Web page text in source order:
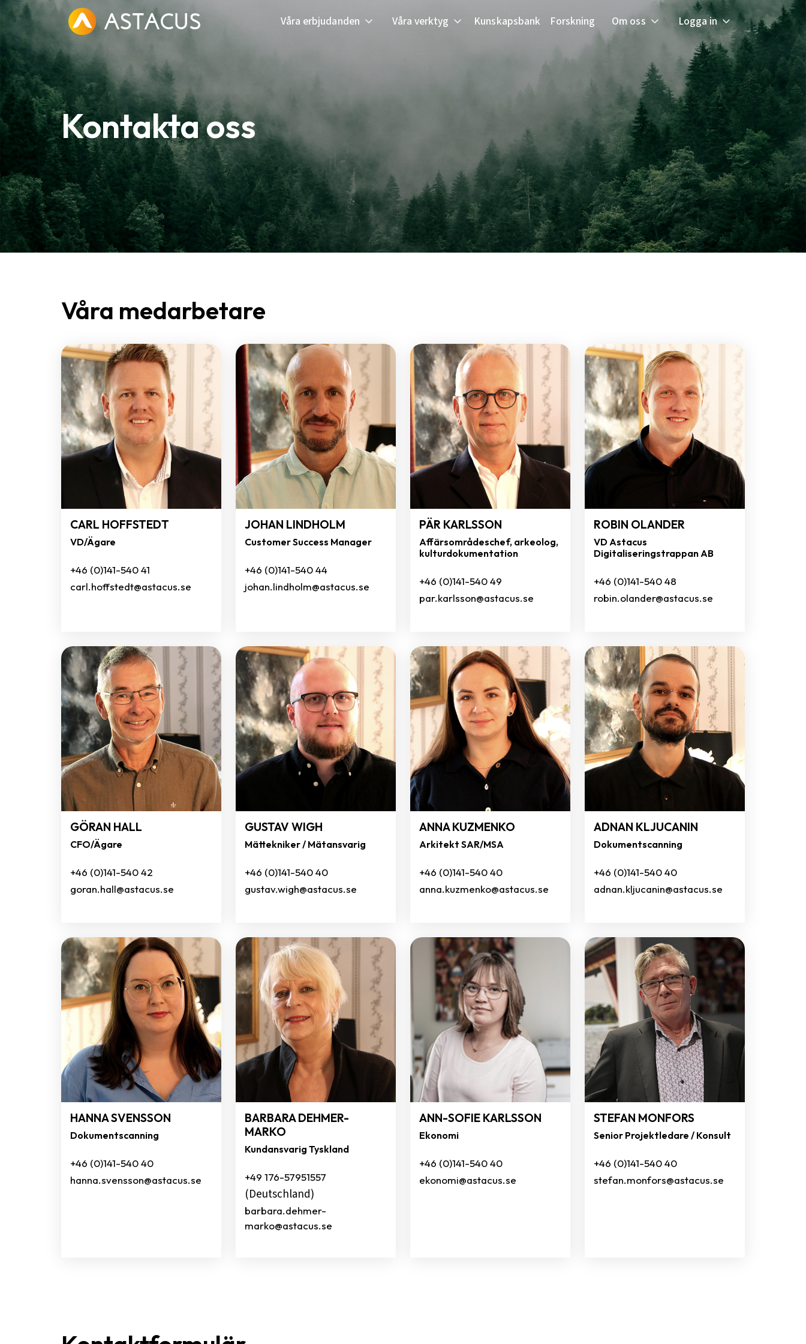
Våra erbjudanden Våra verktyg Kunskapsbank Forskning Om oss Logga in
Kontakta oss
Våra medarbetare
CARL HOFFSTEDT
VD/Ägare
+46 (0)141-540 41
carl.hoffstedt@astacus.se
JOHAN LINDHOLM
Customer Success Manager
+46 (0)141-540 44
johan.lindholm@astacus.se
PÄR KARLSSON
Affärsområdeschef, arkeolog,
kulturdokumentation
+46 (0)141-540 49
par.karlsson@astacus.se
ROBIN OLANDER
VD Astacus
Digitaliseringstrappan AB
+46 (0)141-540 48
robin.olander@astacus.se
GÖRAN HALL
CFO/Ägare
+46 (0)141-540 42
goran.hall@astacus.se
GUSTAV WIGH
Mättekniker / Mätansvarig
+46 (0)141-540 40
gustav.wigh@astacus.se
ANNA KUZMENKO
Arkitekt SAR/MSA
+46 (0)141-540 40
anna.kuzmenko@astacus.se
ADNAN KLJUCANIN
Dokumentscanning
+46 (0)141-540 40
adnan.kljucanin@astacus.se
HANNA SVENSSON
Dokumentscanning
+46 (0)141-540 40
hanna.svensson@astacus.se
BARBARA DEHMER-
MARKO
Kundansvarig Tyskland
+49 176-57951557
(Deutschland)
barbara.dehmer-
marko@astacus.se
ANN-SOFIE KARLSSON
Ekonomi
+46 (0)141-540 40
ekonomi@astacus.se
STEFAN MONFORS
Senior Projektledare / Konsult
+46 (0)141-540 40
stefan.monfors@astacus.se